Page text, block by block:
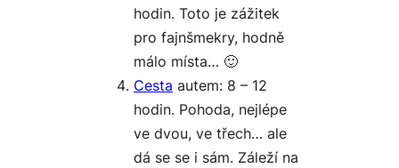
hodin. Toto je zážitek
pro fajnšmekry, hodně
málo místa… 🙂
Cesta autem: 8 – 12
hodin. Pohoda, nejlépe
ve dvou, ve třech… ale
dá se se i sám. Záleží na